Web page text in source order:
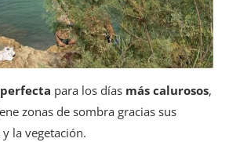
para los días más calurosos,
zonas de sombra gracias sus
la vegetación.